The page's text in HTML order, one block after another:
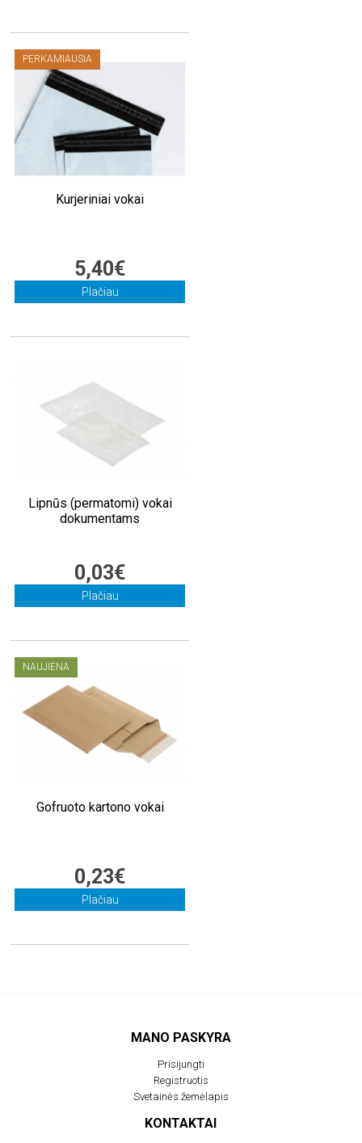
PERKAMIAUSIA
Kurjeriniai vokai
5,40€
Plačiau
Lipnūs (permatomi) vokai
dokumentams
0,03€
Plačiau
NAUJIENA
Gofruoto kartono vokai
0,23€
Plačiau
MANO PASKYRA
Prisijungti
Registruotis
Svetainės žemėlapis
KONTAKTAI